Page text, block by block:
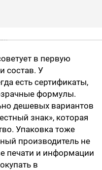
в первую
состав. У
есть сертификаты,
формулы.
дешевых вариантов
знак», которая
Упаковка тоже
производитель не
печати и информации
в